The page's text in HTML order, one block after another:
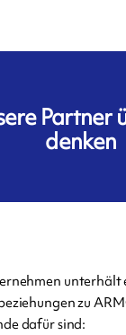
Partner
denken
unterhält
zu
dafür sind: